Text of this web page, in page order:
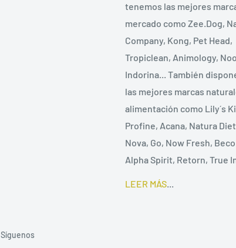
tenemos las mejores
mercado como Zee.Dog,
Company, Kong, Pet Head,
Tropiclean, Animology,
Indorina... También
las mejores marcas
alimentación como Lily´s
Profine, Acana, Natura
Nova, Go, Now Fresh,
Alpha Spirit, Retorn, True
LEER MÁS
Síguenos